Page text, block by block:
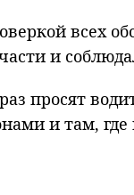
всех
и
просят
и там, где